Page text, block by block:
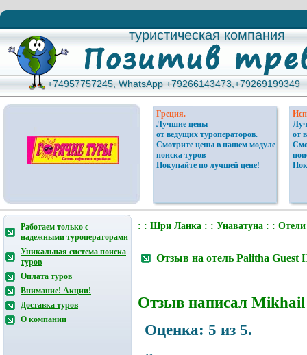
туристическая компания
туристическая компания
+74957757245, WhatsApp +79266143473,+79269199349
+74957757245, WhatsApp +79266143473,+79269199349
Греция.
Лучшие цены
от ведущих туроператоров.
Смотрите цены в нашем модуле
поиска туров
Покупайте по лучшей цене!
от
Работаем только с
надежными туроператорами
Уникальная система поиска
туров
Оплата туров
Внимание! Акции!
Доставка туров
О компании
: : Шри Ланка : : Унаватуна : : Отели
Отзыв на отель Palitha Guest
Отзыв написал Mikhail
Оценка: 5 из 5.